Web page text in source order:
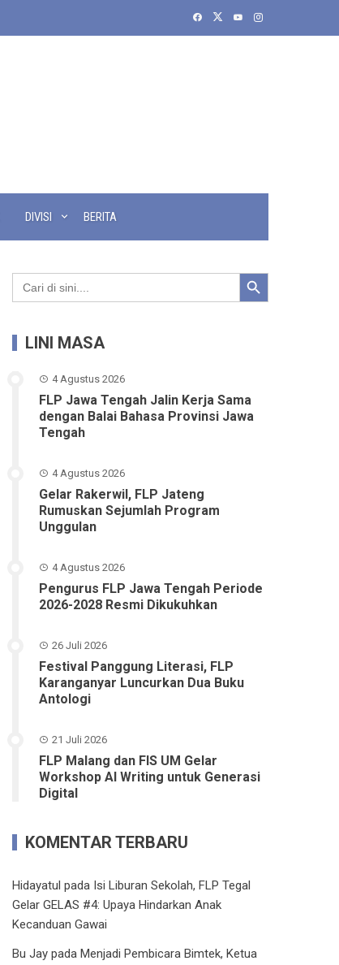
DIVISI BERITA
Search
for:
Search Button
LINI MASA
4 Agustus 2026
FLP Jawa Tengah Jalin Kerja Sama
dengan Balai Bahasa Provinsi Jawa
Tengah
4 Agustus 2026
Gelar Rakerwil, FLP Jateng
Rumuskan Sejumlah Program
Unggulan
4 Agustus 2026
Pengurus FLP Jawa Tengah Periode
2026-2028 Resmi Dikukuhkan
26 Juli 2026
Festival Panggung Literasi, FLP
Karanganyar Luncurkan Dua Buku
Antologi
21 Juli 2026
FLP Malang dan FIS UM Gelar
Workshop AI Writing untuk Generasi
Digital
KOMENTAR TERBARU
Hidayatul pada Isi Liburan Sekolah, FLP Tegal
Gelar GELAS #4: Upaya Hindarkan Anak
Kecanduan Gawai
Bu Jay padaMenjadi Pembicara Bimtek, Ketua